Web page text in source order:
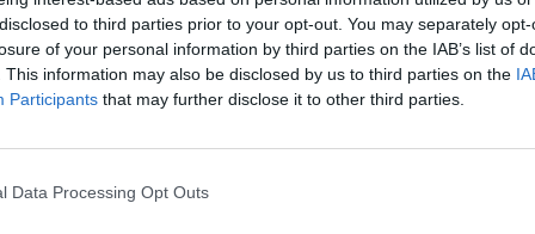
to third parties prior to your opt-out. You may separately
of your personal information by third parties on the IAB’s list of
This information may also be disclosed by us to third parties on the
Participants that may further disclose it to other third parties.
Data Processing Opt Outs
a távközlési cégekre a kormány, azaz mégsem, egy
ami 20 milliárdot hozhat a költségvetésnek, de lehet,
internetszolgáltatókat, akkor legyen inkább csak
kellene egy felső korlát, mondjuk nagyjából ezer